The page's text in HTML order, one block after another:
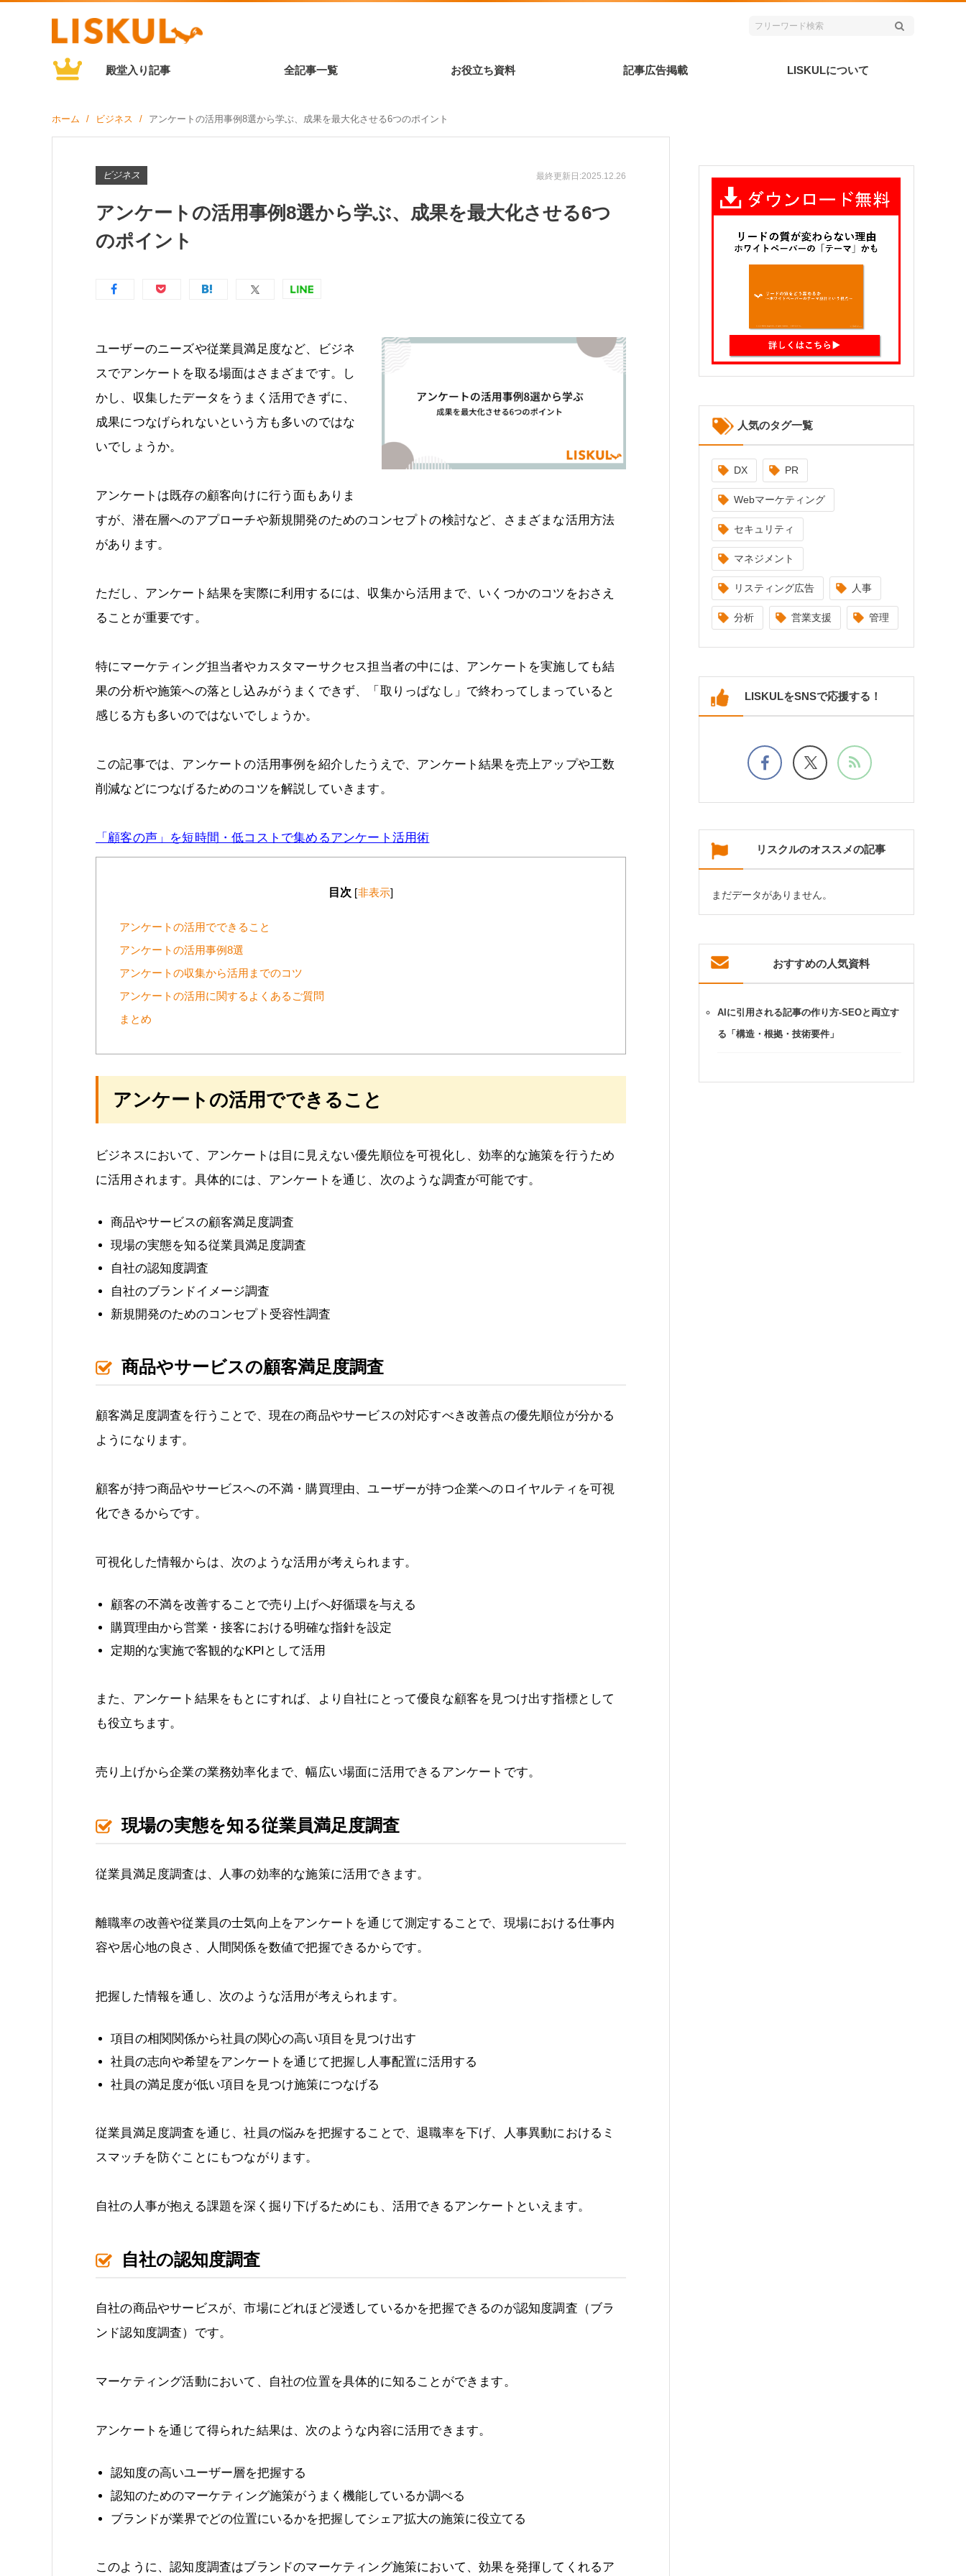
殿堂入り記事 全記事一覧 お役立ち資料 記事広告掲載 LISKULについて
ホーム ビジネス アンケートの活用事例8選から学ぶ、成果を最大化させる6つのポイント
ビジネス 最終更新日:2025.12.26
アンケートの活用事例8選から学ぶ、成果を最大化させる6つ
のポイント
ユーザーのニーズや従業員満足度など、ビジネ
スでアンケートを取る場面はさまざまです。し
かし、収集したデータをうまく活用できずに、
成果につなげられないという方も多いのではな
いでしょうか。
アンケートは既存の顧客向けに行う面もありま
すが、潜在層へのアプローチや新規開発のためのコンセプトの検討など、さまざまな活用方法
があります。
ただし、アンケート結果を実際に利用するには、収集から活用まで、いくつかのコツをおさえ
ることが重要です。
特にマーケティング担当者やカスタマーサクセス担当者の中には、アンケートを実施しても結
果の分析や施策への落とし込みがうまくできず、「取りっぱなし」で終わってしまっていると
感じる方も多いのではないでしょうか。
この記事では、アンケートの活用事例を紹介したうえで、アンケート結果を売上アップや工数
削減などにつなげるためのコツを解説していきます。
「顧客の声」を短時間・低コストで集めるアンケート活用術
目次 [非表示]
アンケートの活用でできること
アンケートの活用事例8選
アンケートの収集から活用までのコツ
アンケートの活用に関するよくあるご質問
まとめ
アンケートの活用でできること
ビジネスにおいて、アンケートは目に見えない優先順位を可視化し、効率的な施策を行うため
に活用されます。具体的には、アンケートを通じ、次のような調査が可能です。
商品やサービスの顧客満足度調査
現場の実態を知る従業員満足度調査
自社の認知度調査
自社のブランドイメージ調査
新規開発のためのコンセプト受容性調査
商品やサービスの顧客満足度調査
顧客満足度調査を行うことで、現在の商品やサービスの対応すべき改善点の優先順位が分かる
ようになります。
顧客が持つ商品やサービスへの不満・購買理由、ユーザーが持つ企業へのロイヤルティを可視
化できるからです。
可視化した情報からは、次のような活用が考えられます。
顧客の不満を改善することで売り上げへ好循環を与える
購買理由から営業・接客における明確な指針を設定
定期的な実施で客観的なKPIとして活用
また、アンケート結果をもとにすれば、より自社にとって優良な顧客を見つけ出す指標として
も役立ちます。
売り上げから企業の業務効率化まで、幅広い場面に活用できるアンケートです。
現場の実態を知る従業員満足度調査
従業員満足度調査は、人事の効率的な施策に活用できます。
離職率の改善や従業員の士気向上をアンケートを通じて測定することで、現場における仕事内
容や居心地の良さ、人間関係を数値で把握できるからです。
把握した情報を通し、次のような活用が考えられます。
項目の相関関係から社員の関心の高い項目を見つけ出す
社員の志向や希望をアンケートを通じて把握し人事配置に活用する
社員の満足度が低い項目を見つけ施策につなげる
従業員満足度調査を通じ、社員の悩みを把握することで、退職率を下げ、人事異動におけるミ
スマッチを防ぐことにもつながります。
自社の人事が抱える課題を深く掘り下げるためにも、活用できるアンケートといえます。
自社の認知度調査
自社の商品やサービスが、市場にどれほど浸透しているかを把握できるのが認知度調査（ブラ
ンド認知度調査）です。
マーケティング活動において、自社の位置を具体的に知ることができます。
アンケートを通じて得られた結果は、次のような内容に活用できます。
認知度の高いユーザー層を把握する
認知のためのマーケティング施策がうまく機能しているか調べる
ブランドが業界でどの位置にいるかを把握してシェア拡大の施策に役立てる
このように、認知度調査はブランドのマーケティング施策において、効果を発揮してくれるア
人気のタグ一覧
DX PR
Webマーケティング
セキュリティ
マネジメント
リスティング広告 人事
分析 営業支援 管理
LISKULをSNSで応援する！
リスクルのオススメの記事
まだデータがありません。
おすすめの人気資料
AIに引用される記事の作り方-SEOと両立す
る「構造・根拠・技術要件」